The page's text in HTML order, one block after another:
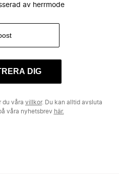
av herrmode
DIG
du våra villkor. Du kan alltid avsluta
våra nyhetsbrev här.